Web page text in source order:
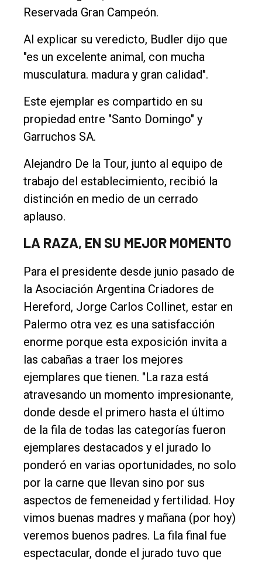
Reservada Gran Campeón.
Al explicar su veredicto, Budler dijo que
"es un excelente animal, con mucha
musculatura. madura y gran calidad".
Este ejemplar es compartido en su
propiedad entre "Santo Domingo" y
Garruchos SA.
Alejandro De la Tour, junto al equipo de
trabajo del establecimiento, recibió la
distinción en medio de un cerrado
aplauso.
LA RAZA, EN SU MEJOR MOMENTO
Para el presidente desde junio pasado de
la Asociación Argentina Criadores de
Hereford, Jorge Carlos Collinet, estar en
Palermo otra vez es una satisfacción
enorme porque esta exposición invita a
las cabañas a traer los mejores
ejemplares que tienen. "La raza está
atravesando un momento impresionante,
donde desde el primero hasta el último
de la fila de todas las categorías fueron
ejemplares destacados y el jurado lo
ponderó en varias oportunidades, no solo
por la carne que llevan sino por sus
aspectos de femeneidad y fertilidad. Hoy
vimos buenas madres y mañana (por hoy)
veremos buenos padres. La fila final fue
espectacular, donde el jurado tuvo que